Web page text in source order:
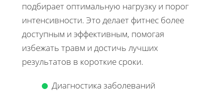
подбирает оптимальную нагрузку и порог
интенсивности. Это делает фитнес более
доступным и эффективным, помогая
избежать травм и достичь лучших
результатов в короткие сроки.
Диагностика заболеваний